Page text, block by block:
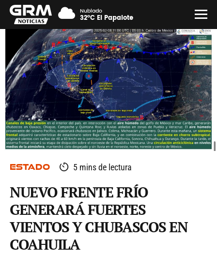
Nublado
32°C El Papalote
ESTADO 5 mins de lectura
NUEVO FRENTE FRÍO
GENERARÁ FUERTES
VIENTOS Y CHUBASCOS EN
COAHUILA